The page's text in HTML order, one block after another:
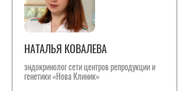
НАТАЛЬЯ КОВАЛЕВА
эндокринолог сети центров репродукции и
генетики «Нова Клиник»